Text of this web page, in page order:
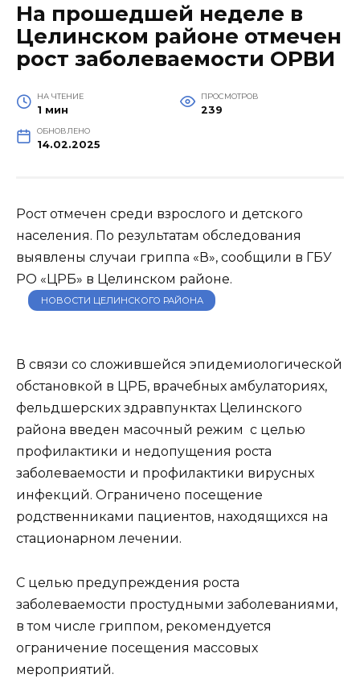
На прошедшей неделе в
Целинском районе отмечен
рост заболеваемости ОРВИ
НА ЧТЕНИЕ
1 мин
ПРОСМОТРОВ
239
ОБНОВЛЕНО
14.02.2025
Рост отмечен среди взрослого и детского
населения. По результатам обследования
выявлены случаи гриппа «В», сообщили в ГБУ
РО «ЦРБ» в Целинском районе.
НОВОСТИ ЦЕЛИНСКОГО РАЙОНА
В связи со сложившейся эпидемиологической
обстановкой в ЦРБ, врачебных амбулаториях,
фельдшерских здравпунктах Целинского
района введен масочный режим с целью
профилактики и недопущения роста
заболеваемости и профилактики вирусных
инфекций. Ограничено посещение
родственниками пациентов, находящихся на
стационарном лечении.
С целью предупреждения роста
заболеваемости простудными заболеваниями,
в том числе гриппом, рекомендуется
ограничение посещения массовых
мероприятий.